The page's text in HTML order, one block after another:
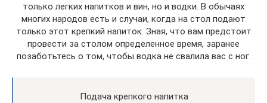
только легких напитков и вин, но и водки. В обычаях
многих народов есть и случаи, когда на стол подают
только этот крепкий напиток. Зная, что вам предстоит
провести за столом определенное время, заранее
позаботьтесь о том, чтобы водка не свалила вас с ног.
Подача крепкого напитка